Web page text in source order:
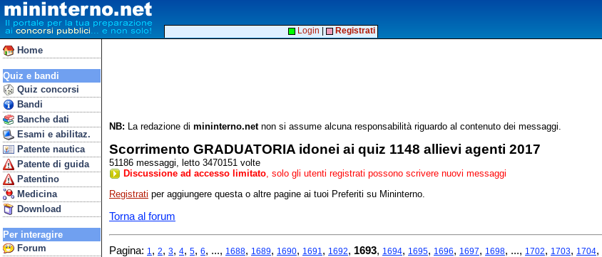
Home
Quiz e bandi
Quiz concorsi
Bandi
Banche dati
Esami e abilitaz.
Patente nautica
Patente di guida
Patentino
Medicina
Download
Per interagire
Forum
Login Registrati
NB: La redazione di mininterno.netnon si assume alcuna responsabilità riguardo al contenuto dei messaggi.
Scorrimento GRADUATORIA idonei ai quiz 1148 allievi agenti 2017
51186 messaggi, letto 3470151 volte
Discussione ad accesso limitato , solo gli utenti registrati possono scrivere nuovi messaggi
Registrati per aggiungere questa o altre pagine ai tuoi Preferiti su Mininterno.
Torna al forum
Pagina: 1, 2, 3, 4, 5, 6, ..., 1688, 1689, 1690, 1691, 1692, 1693, 1694, 1695, 1696, 1697, 1698, ..., 1702, 1703, 1704,